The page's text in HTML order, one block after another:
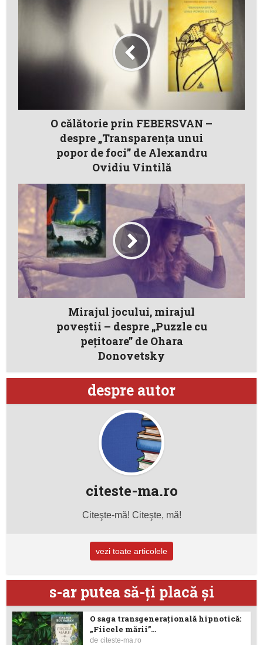
O călătorie prin FEBERSVAN –
despre „Transparența unui
popor de foci” de Alexandru
Ovidiu Vintilă
Mirajul jocului, mirajul
poveștii – despre „Puzzle cu
pețitoare” de Ohara
Donovetsky
despre autor
citeste-ma.ro
Citeşte-mă! Citeşte, mă!
vezi toate articolele
s-ar putea să-ţi placă şi
O saga transgenerațională hipnotică:
„Fiicele mării”...
deciteste-ma.ro